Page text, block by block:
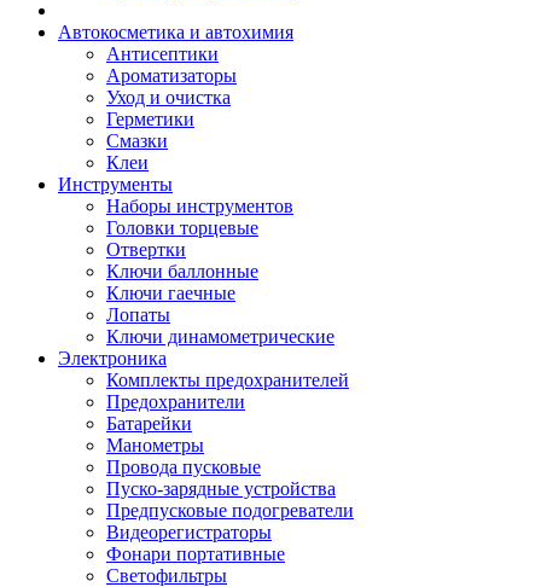
Автокосметика и автохимия
Антисептики
Ароматизаторы
Уход и очистка
Герметики
Смазки
Клеи
Инструменты
Наборы инструментов
Головки торцевые
Отвертки
Ключи баллонные
Ключи гаечные
Лопаты
Ключи динамометрические
Электроника
Комплекты предохранителей
Предохранители
Батарейки
Манометры
Провода пусковые
Пуско-зарядные устройства
Предпусковые подогреватели
Видеорегистраторы
Фонари портативные
Светофильтры